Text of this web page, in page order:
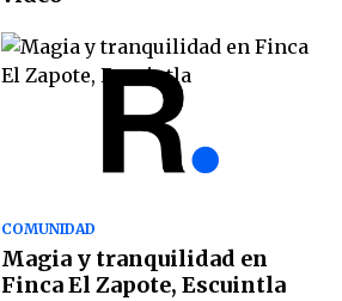
COMUNIDAD
Magia y tranquilidad en
Finca El Zapote, Escuintla